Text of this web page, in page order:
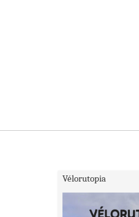
Vélorutopia